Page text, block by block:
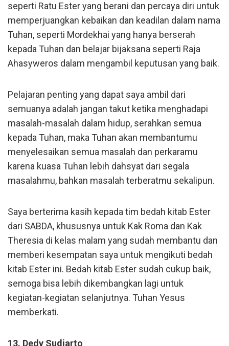
seperti Ratu Ester yang berani dan percaya diri untuk
memperjuangkan kebaikan dan keadilan dalam nama
Tuhan, seperti Mordekhai yang hanya berserah
kepada Tuhan dan belajar bijaksana seperti Raja
Ahasyweros dalam mengambil keputusan yang baik.
Pelajaran penting yang dapat saya ambil dari
semuanya adalah jangan takut ketika menghadapi
masalah-masalah dalam hidup, serahkan semua
kepada Tuhan, maka Tuhan akan membantumu
menyelesaikan semua masalah dan perkaramu
karena kuasa Tuhan lebih dahsyat dari segala
masalahmu, bahkan masalah terberatmu sekalipun.
Saya berterima kasih kepada tim bedah kitab Ester
dari SABDA, khususnya untuk Kak Roma dan Kak
Theresia di kelas malam yang sudah membantu dan
memberi kesempatan saya untuk mengikuti bedah
kitab Ester ini. Bedah kitab Ester sudah cukup baik,
semoga bisa lebih dikembangkan lagi untuk
kegiatan-kegiatan selanjutnya. Tuhan Yesus
memberkati.
13. Dedy Sudiarto